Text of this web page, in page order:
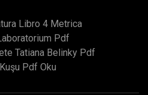
Libro 4 Metrica
Pdf
Tatiana Belinky Pdf
Pdf Oku